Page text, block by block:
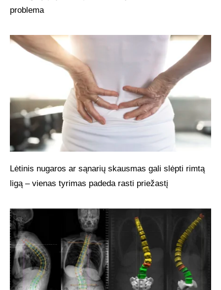
problema
Lėtinis nugaros ar sąnarių skausmas gali slėpti rimtą
ligą – vienas tyrimas padeda rasti priežastį